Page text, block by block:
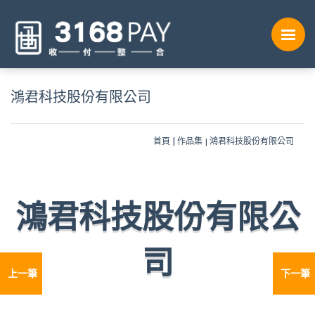
鴻君科技股份有限公司
首頁 作品集 鴻君科技股份有限公司
上一筆 下一筆
鴻君科技股份有限公
司